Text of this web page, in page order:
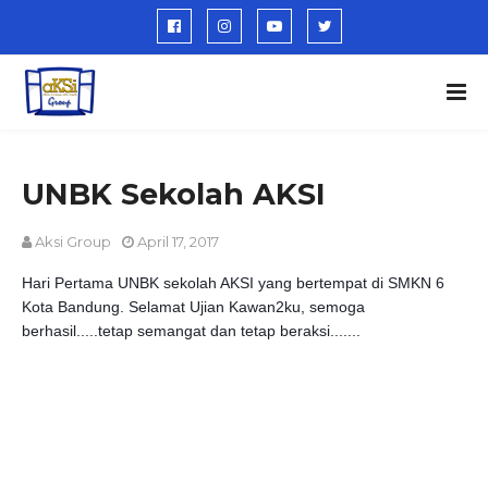
UNBK Sekolah AKSI
Aksi Group April 17, 2017
Hari Pertama UNBK sekolah AKSI yang bertempat di SMKN 6
Kota Bandung. Selamat Ujian Kawan2ku, semoga
berhasil.....tetap semangat dan tetap beraksi.......